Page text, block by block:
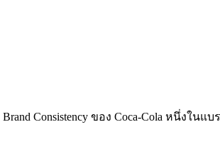
Consistency ของ Coca-Cola หนึ่งใน